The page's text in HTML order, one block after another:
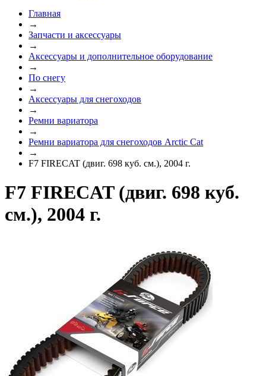
Главная
→
Запчасти и аксессуары
→
Аксессуары и дополнительное оборудование
→
По снегу
→
Аксессуары для снегоходов
→
Ремни вариатора
→
Ремни вариатора для снегоходов Arctic Cat
→
F7 FIRECAT (двиг. 698 куб. см.), 2004 г.
F7 FIRECAT (двиг. 698 куб.
см.), 2004 г.